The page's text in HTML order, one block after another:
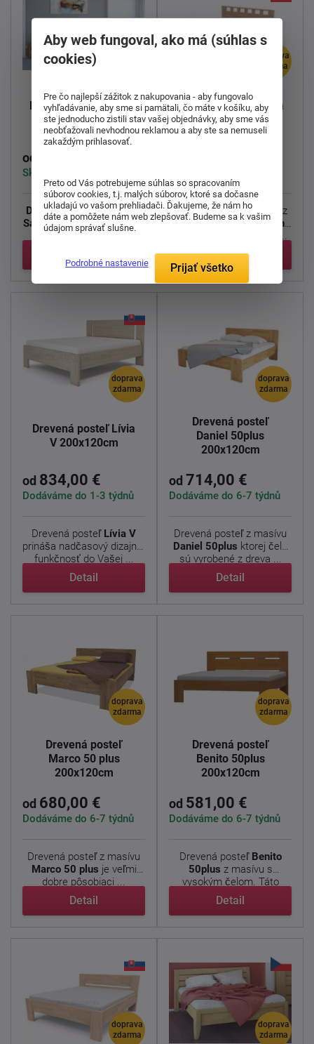
Drevená posteľ Santé
45 200x120cm
od
Skladom 2 ks
Drevená posteľ z masívu
Santé 45.Ocenia ju hlavne
tí, ktorí v posteli ...
doprava
zdarma
Drevená posteľ Lucia
200x120cm
Posteľ Luciasa vyrába z
bukovéhoalebo dubového
masívu o sile 40 mm a ...
Detail
doprava
zdarma
Drevená posteľ Lívia
V 200x120cm
od 834,00 €
Dodáváme do 1-3 týdnů
Drevená posteľ Lívia V
prináša nadčasový dizajn a
funkčnosť do Vašej ...
Detail
doprava
zdarma
Drevená posteľ
Daniel 50plus
200x120cm
od 714,00 €
Dodáváme do 6-7 týdnů
Drevená posteľ z masívu
Daniel 50plus ktorej čela
sú vyrobené z dreva ...
Detail
doprava
zdarma
Drevená posteľ
Marco 50 plus
200x120cm
od 680,00 €
Dodáváme do 6-7 týdnů
Drevená posteľ z masívu
Marco 50 plus je veľmi
dobre pôsobiaci ...
Detail
doprava
zdarma
Drevená posteľ
Benito 50plus
200x120cm
od 581,00 €
Dodáváme do 6-7 týdnů
Drevená posteľ Benito
50plus z masívu s
vysokým čelom. Táto
posteľ je ...
Detail
doprava
zdarma
doprava
zdarma
Aby web fungoval, ako má (súhlas s
cookies)
Pre čo najlepší zážitok z nakupovania - aby fungovalo
vyhľadávanie, aby sme si pamätali, čo máte v košíku, aby
ste jednoducho zistili stav vašej objednávky, aby sme vás
neobťažovali nevhodnou reklamou a aby ste sa nemuseli
zakaždým prihlasovať.
Preto od Vás potrebujeme súhlas so spracovaním
súborov cookies, t.j. malých súborov, ktoré sa dočasne
ukladajú vo vašom prehliadači. Ďakujeme, že nám ho
dáte a pomôžete nám web zlepšovať. Budeme sa k vašim
údajom správať slušne.
Podrobné nastavenie Prijať všetko